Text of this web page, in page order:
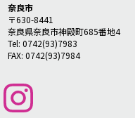
奈良市
〒630-8441
奈良県奈良市神殿町685番地4
Tel: 0742(93)7983
FAX: 0742(93)7984